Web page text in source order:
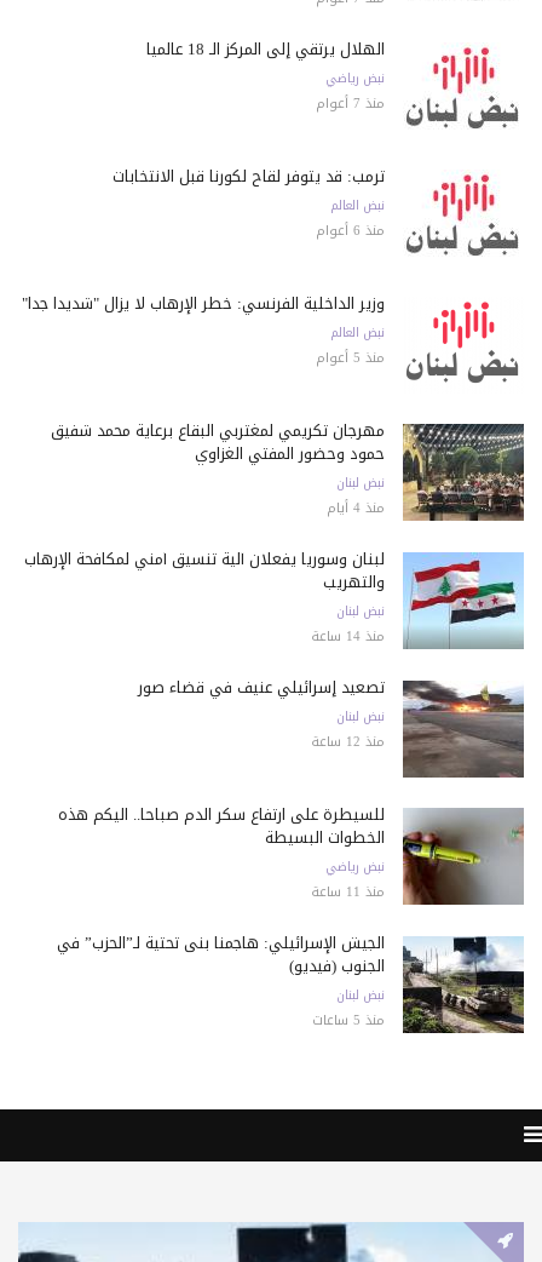
الهلال يرتقي إلى المركز الـ 18 عالمياً
نبض رياضي
منذ 7 أعوام
ترمب: قد يتوفر لقاح لكورنا قبل الانتخابات
نبض العالم
منذ 6 أعوام
وزير الداخلية الفرنسي: خطر الإرهاب لا يزال "شديداً جداً"
نبض العالم
منذ 5 أعوام
مهرجان تكريمي لمغتربي البقاع برعاية محمد شفيق
حمود وحضور المفتي الغزاوي
نبض لبنان
منذ 4 أيام
لبنان وسوريا يفعلان آلية تنسيق أمني لمكافحة الإرهاب
والتهريب
نبض لبنان
منذ 14 ساعة
تصعيد إسرائيلي عنيف في قضاء صور
نبض لبنان
منذ 12 ساعة
للسيطرة على ارتفاع سكر الدم صباحا.. اليكم هذه
الخطوات البسيطة
نبض رياضي
منذ 11 ساعة
الجيش الإسرائيلي: هاجمنا بنى تحتية لـ”الحزب” في
الجنوب (فيديو)
نبض لبنان
منذ 5 ساعات